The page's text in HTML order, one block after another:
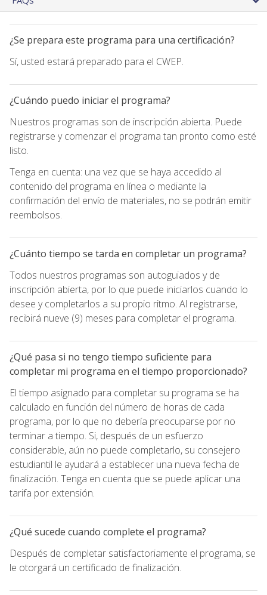
¿Se prepara este programa para una certificación?
Sí, usted estará preparado para el CWEP.
¿Cuándo puedo iniciar el programa?
Nuestros programas son de inscripción abierta. Puede
registrarse y comenzar el programa tan pronto como esté
listo.
Tenga en cuenta: una vez que se haya accedido al
contenido del programa en línea o mediante la
confirmación del envío de materiales, no se podrán emitir
reembolsos.
¿Cuánto tiempo se tarda en completar un programa?
Todos nuestros programas son autoguiados y de
inscripción abierta, por lo que puede iniciarlos cuando lo
desee y completarlos a su propio ritmo. Al registrarse,
recibirá nueve (9) meses para completar el programa.
¿Qué pasa si no tengo tiempo suficiente para
completar mi programa en el tiempo proporcionado?
El tiempo asignado para completar su programa se ha
calculado en función del número de horas de cada
programa, por lo que no debería preocuparse por no
terminar a tiempo. Si, después de un esfuerzo
considerable, aún no puede completarlo, su consejero
estudiantil le ayudará a establecer una nueva fecha de
finalización. Tenga en cuenta que se puede aplicar una
tarifa por extensión.
¿Qué sucede cuando complete el programa?
Después de completar satisfactoriamente el programa, se
le otorgará un certificado de finalización.